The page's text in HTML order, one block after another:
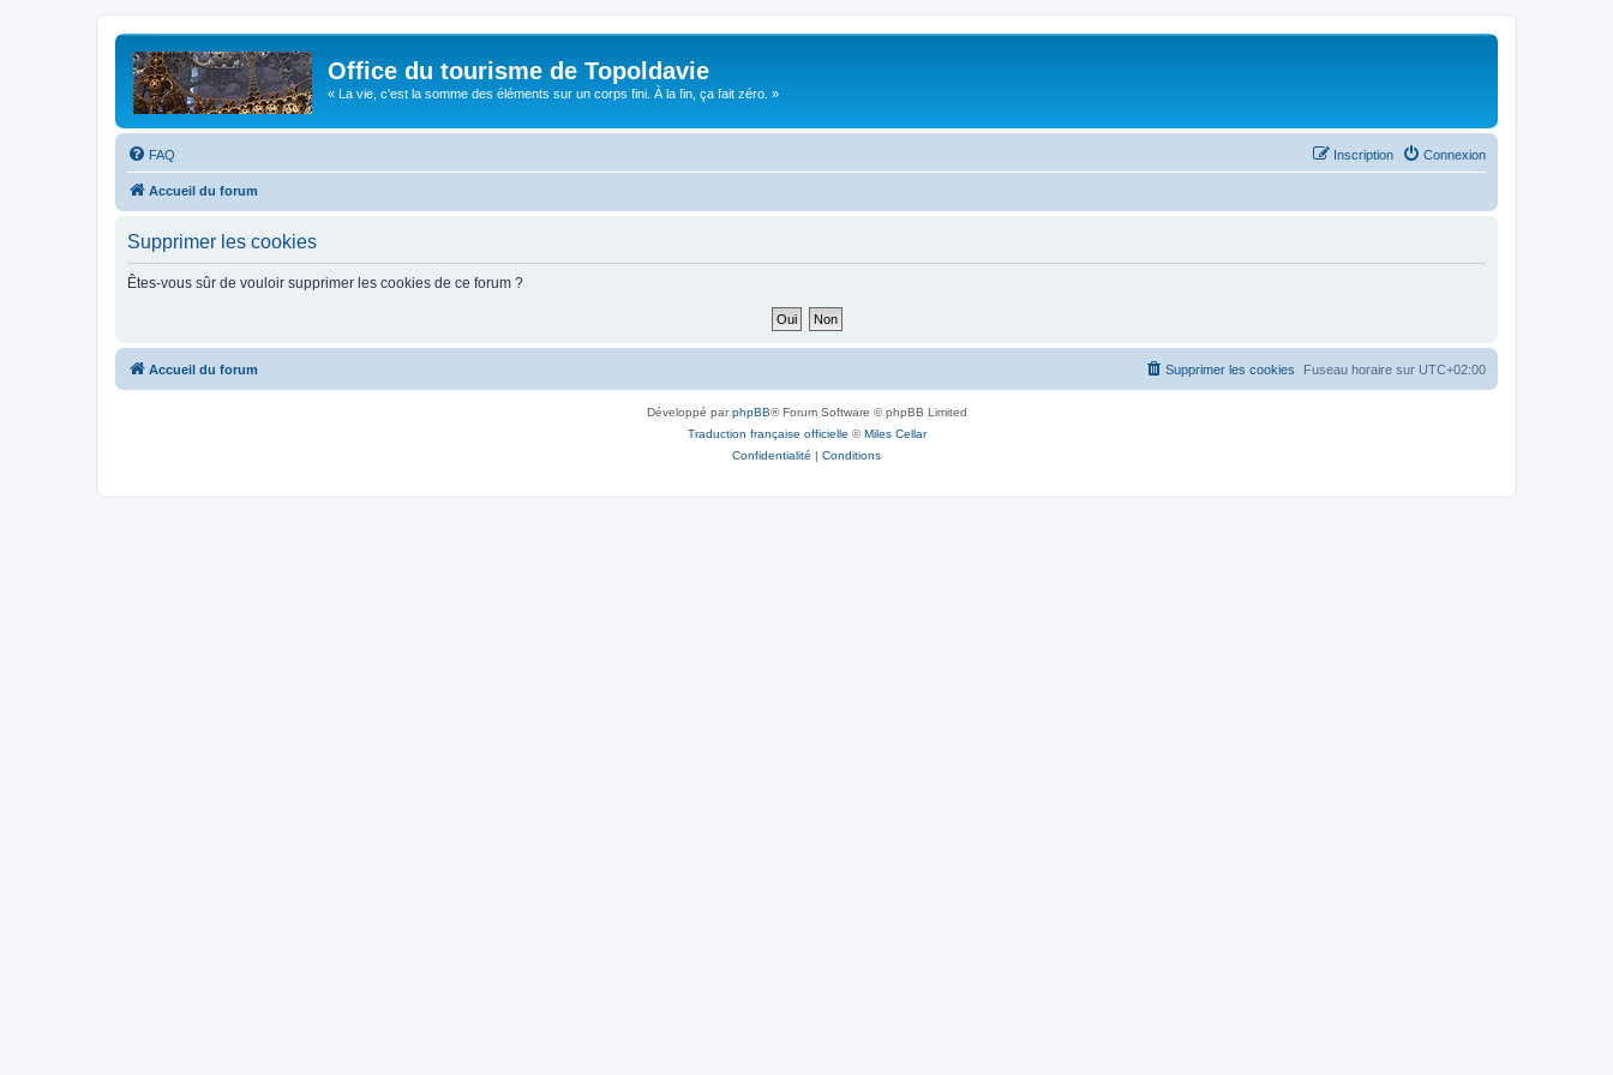
Office du tourisme de Topoldavie
« La vie, c'est la somme des éléments sur un corps fini. À la fin, ça fait zéro. »
FAQ Connexion
Inscription
Accueil du forum
Supprimer les cookies
Êtes-vous sûr de vouloir supprimer les cookies de ce forum ?
Accueil du forum Fuseau horaire sur UTC+02:00
Supprimer les cookies
Développé parphpBB® Forum Software © phpBB Limited
Traduction française officielle ©Miles Cellar
Confidentialité | Conditions